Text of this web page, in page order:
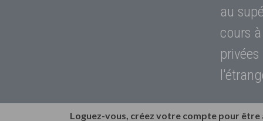
au
cours
Loguez-vous, créez votre compte pour